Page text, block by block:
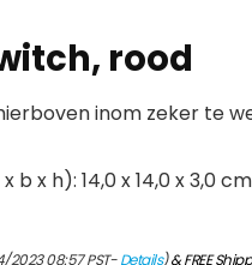
rood
inom zeker te
x h): 14,0 x 14,0 x 3,0 cm
08:57 PST-Details)&FREE